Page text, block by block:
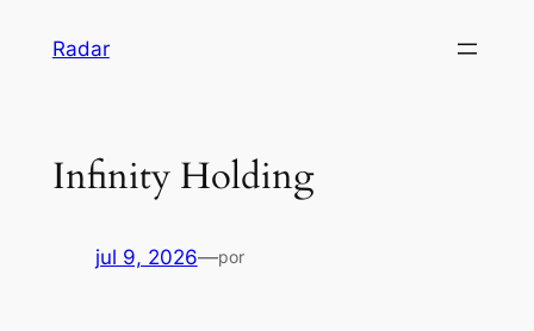
Radar
Infinity Holding
jul 9, 2026—por